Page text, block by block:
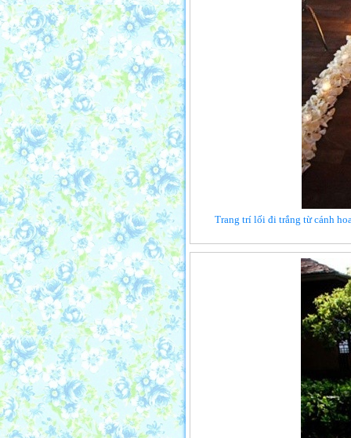
Trang trí lối đi trắng từ cánh